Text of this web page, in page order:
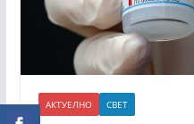
АКТУЕЛНО СВЕТ